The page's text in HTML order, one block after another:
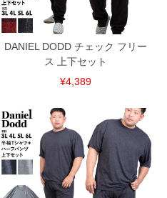
DANIEL DODD チェック フリー
ス 上下セット
¥4,389